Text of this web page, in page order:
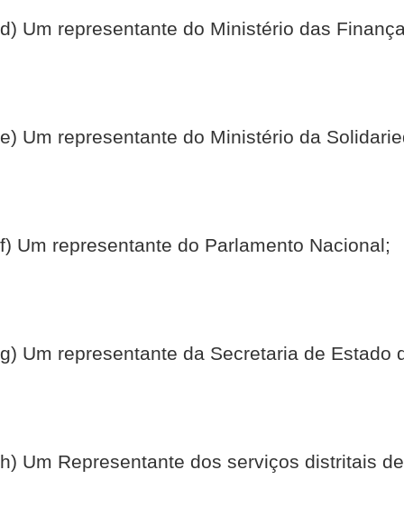
d) Um representante do Ministério das
e) Um representante do Ministério da
f) Um representante do Parlamento Nacional;
g) Um representante da Secretaria de Estado
h) Um Representante dos serviços distritais